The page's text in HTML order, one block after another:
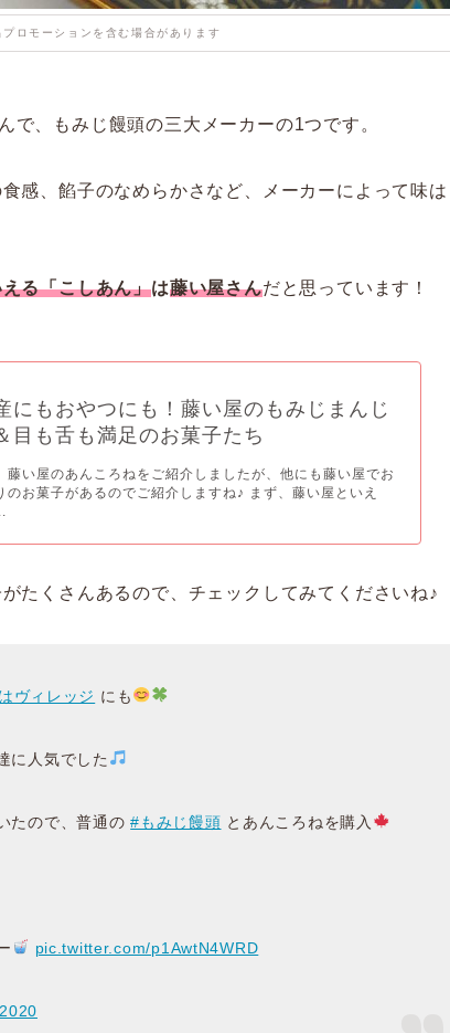
ロモーションを含む場合があります
で、もみじ饅頭の三大メーカーの1つです。
感、餡子のなめらかさなど、
メーカーによって味は
る「こしあん」は藤い屋さんだと思っています！
にもおやつにも！藤い屋のもみじまんじ
目も舌も満足のお菓子たち
藤い屋のあんころねをご紹介しましたが、他にも藤い屋でお
のお菓子があるのでご紹介しますね♪ まず、藤い屋といえ
たくさんあるので、チェックしてみてくださいね♪
ヴィレッジ にも
に人気でした
たので、普通の#もみじ饅頭 とあんころねを購入
pic.twitter.com/p1AwtN4WRD